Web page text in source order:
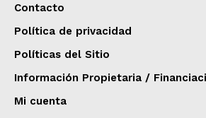
Contacto
Política de privacidad
Políticas del Sitio
Información Propietaria /
Mi cuenta